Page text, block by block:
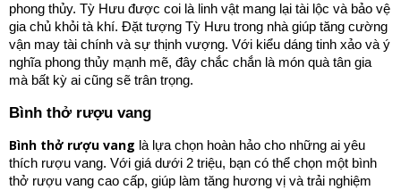
phong thủy. Tỳ Hưu được coi là linh vật mang lại tài lộc và bảo vệ
gia chủ khỏi tà khí. Đặt tượng Tỳ Hưu trong nhà giúp tăng cường
vận may tài chính và sự thịnh vượng. Với kiểu dáng tinh xảo và ý
nghĩa phong thủy mạnh mẽ, đây chắc chắn là món quà tân gia
mà bất kỳ ai cũng sẽ trân trọng.
Bình thở rượu vang
Bình thở rượu vang là lựa chọn hoàn hảo cho những ai yêu
thích rượu vang. Với giá dưới 2 triệu, bạn có thể chọn một bình
thở rượu vang cao cấp, giúp làm tăng hương vị và trải nghiệm